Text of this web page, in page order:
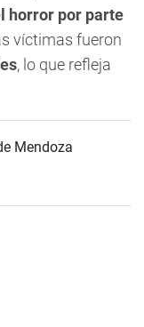
horror por parte
víctimas fueron
, lo que refleja
Mendoza